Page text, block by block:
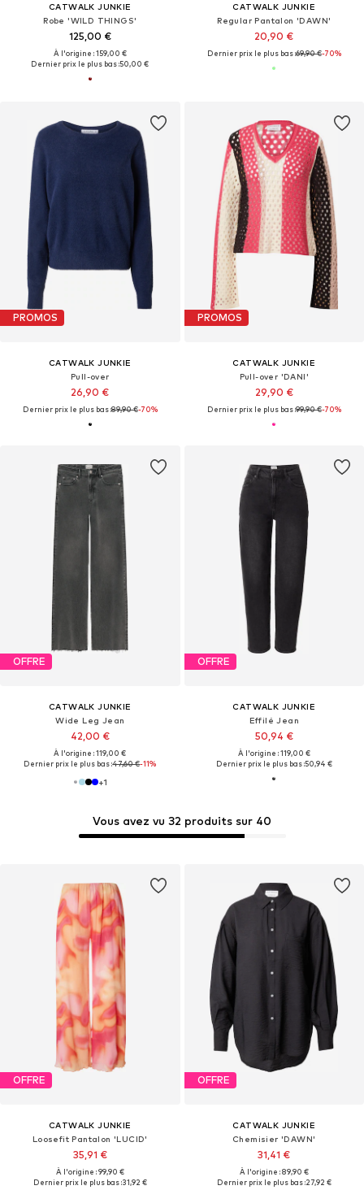
CATWALK JUNKIE
Robe 'WILD THINGS'
125,00 €
À l'origine : 159,00 €
Dernier prix le plus bas :50,00 €
CATWALK JUNKIE
Regular Pantalon 'DAWN'
20,90 €
Dernier prix le plus bas :69,90 €-70%
PROMOS
CATWALK JUNKIE
Pull-over
26,90 €
Dernier prix le plus bas :89,90 €-70%
PROMOS
CATWALK JUNKIE
Pull-over 'DANI'
29,90 €
Dernier prix le plus bas :99,90 €-70%
OFFRE
CATWALK JUNKIE
Wide Leg Jean
42,00 €
À l'origine : 119,00 €
Dernier prix le plus bas :47,60 €-11%
+1
OFFRE
CATWALK JUNKIE
Effilé Jean
50,94 €
À l'origine : 119,00 €
Dernier prix le plus bas :50,94 €
OFFRE
CATWALK JUNKIE
Loosefit Pantalon 'LUCID'
35,91 €
À l'origine : 99,90 €
Dernier prix le plus bas :31,92 €
Vous avez vu 32 produits sur 40
OFFRE
CATWALK JUNKIE
Chemisier 'DAWN'
31,41 €
À l'origine : 89,90 €
Dernier prix le plus bas :27,92 €